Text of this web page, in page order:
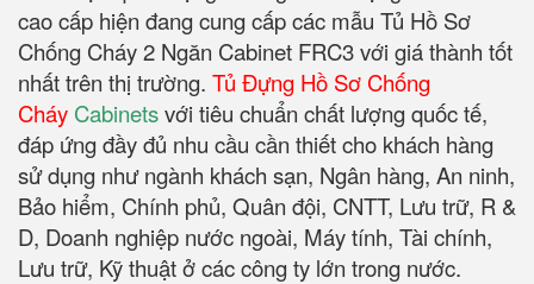
cao cấp hiện đang cung cấp các mẫu Tủ Hồ Sơ
Chống Cháy 2 Ngăn Cabinet FRC3 với giá thành tốt
nhất trên thị trường. Tủ Đựng Hồ Sơ Chống
Cháy Cabinetsvới tiêu chuẩn chất lượng quốc tế,
đáp ứng đầy đủ nhu cầu cần thiết cho khách hàng
sử dụng như ngành khách sạn, Ngân hàng, An ninh,
Bảo hiểm, Chính phủ, Quân đội, CNTT, Lưu trữ, R &
D, Doanh nghiệp nước ngoài, Máy tính, Tài chính,
Lưu trữ, Kỹ thuật ở các công ty lớn trong nước.